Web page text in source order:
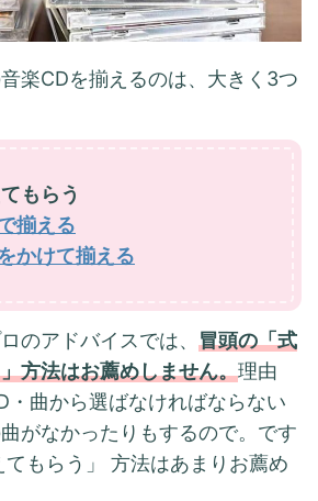
楽CDを揃えるのは、大きく3つ
もらう
揃える
かけて揃える
のアドバイスでは、 冒頭の「式
方法はお薦めしません。理由
・曲から選ばなければならない
がなかったりもするので。です
もらう」 方法はあまりお薦め